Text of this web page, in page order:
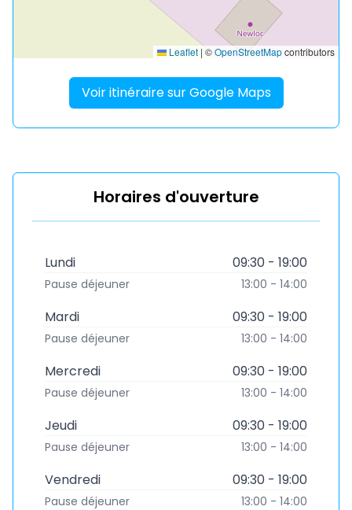
Leaflet | ©OpenStreetMapcontributors
Voir itinéraire sur Google Maps
Horaires d'ouverture
Lundi 09:30 - 19:00
Pause déjeuner 13:00 - 14:00
Mardi 09:30 - 19:00
Pause déjeuner 13:00 - 14:00
Mercredi 09:30 - 19:00
Pause déjeuner 13:00 - 14:00
Jeudi 09:30 - 19:00
Pause déjeuner 13:00 - 14:00
Vendredi 09:30 - 19:00
Pause déjeuner 13:00 - 14:00